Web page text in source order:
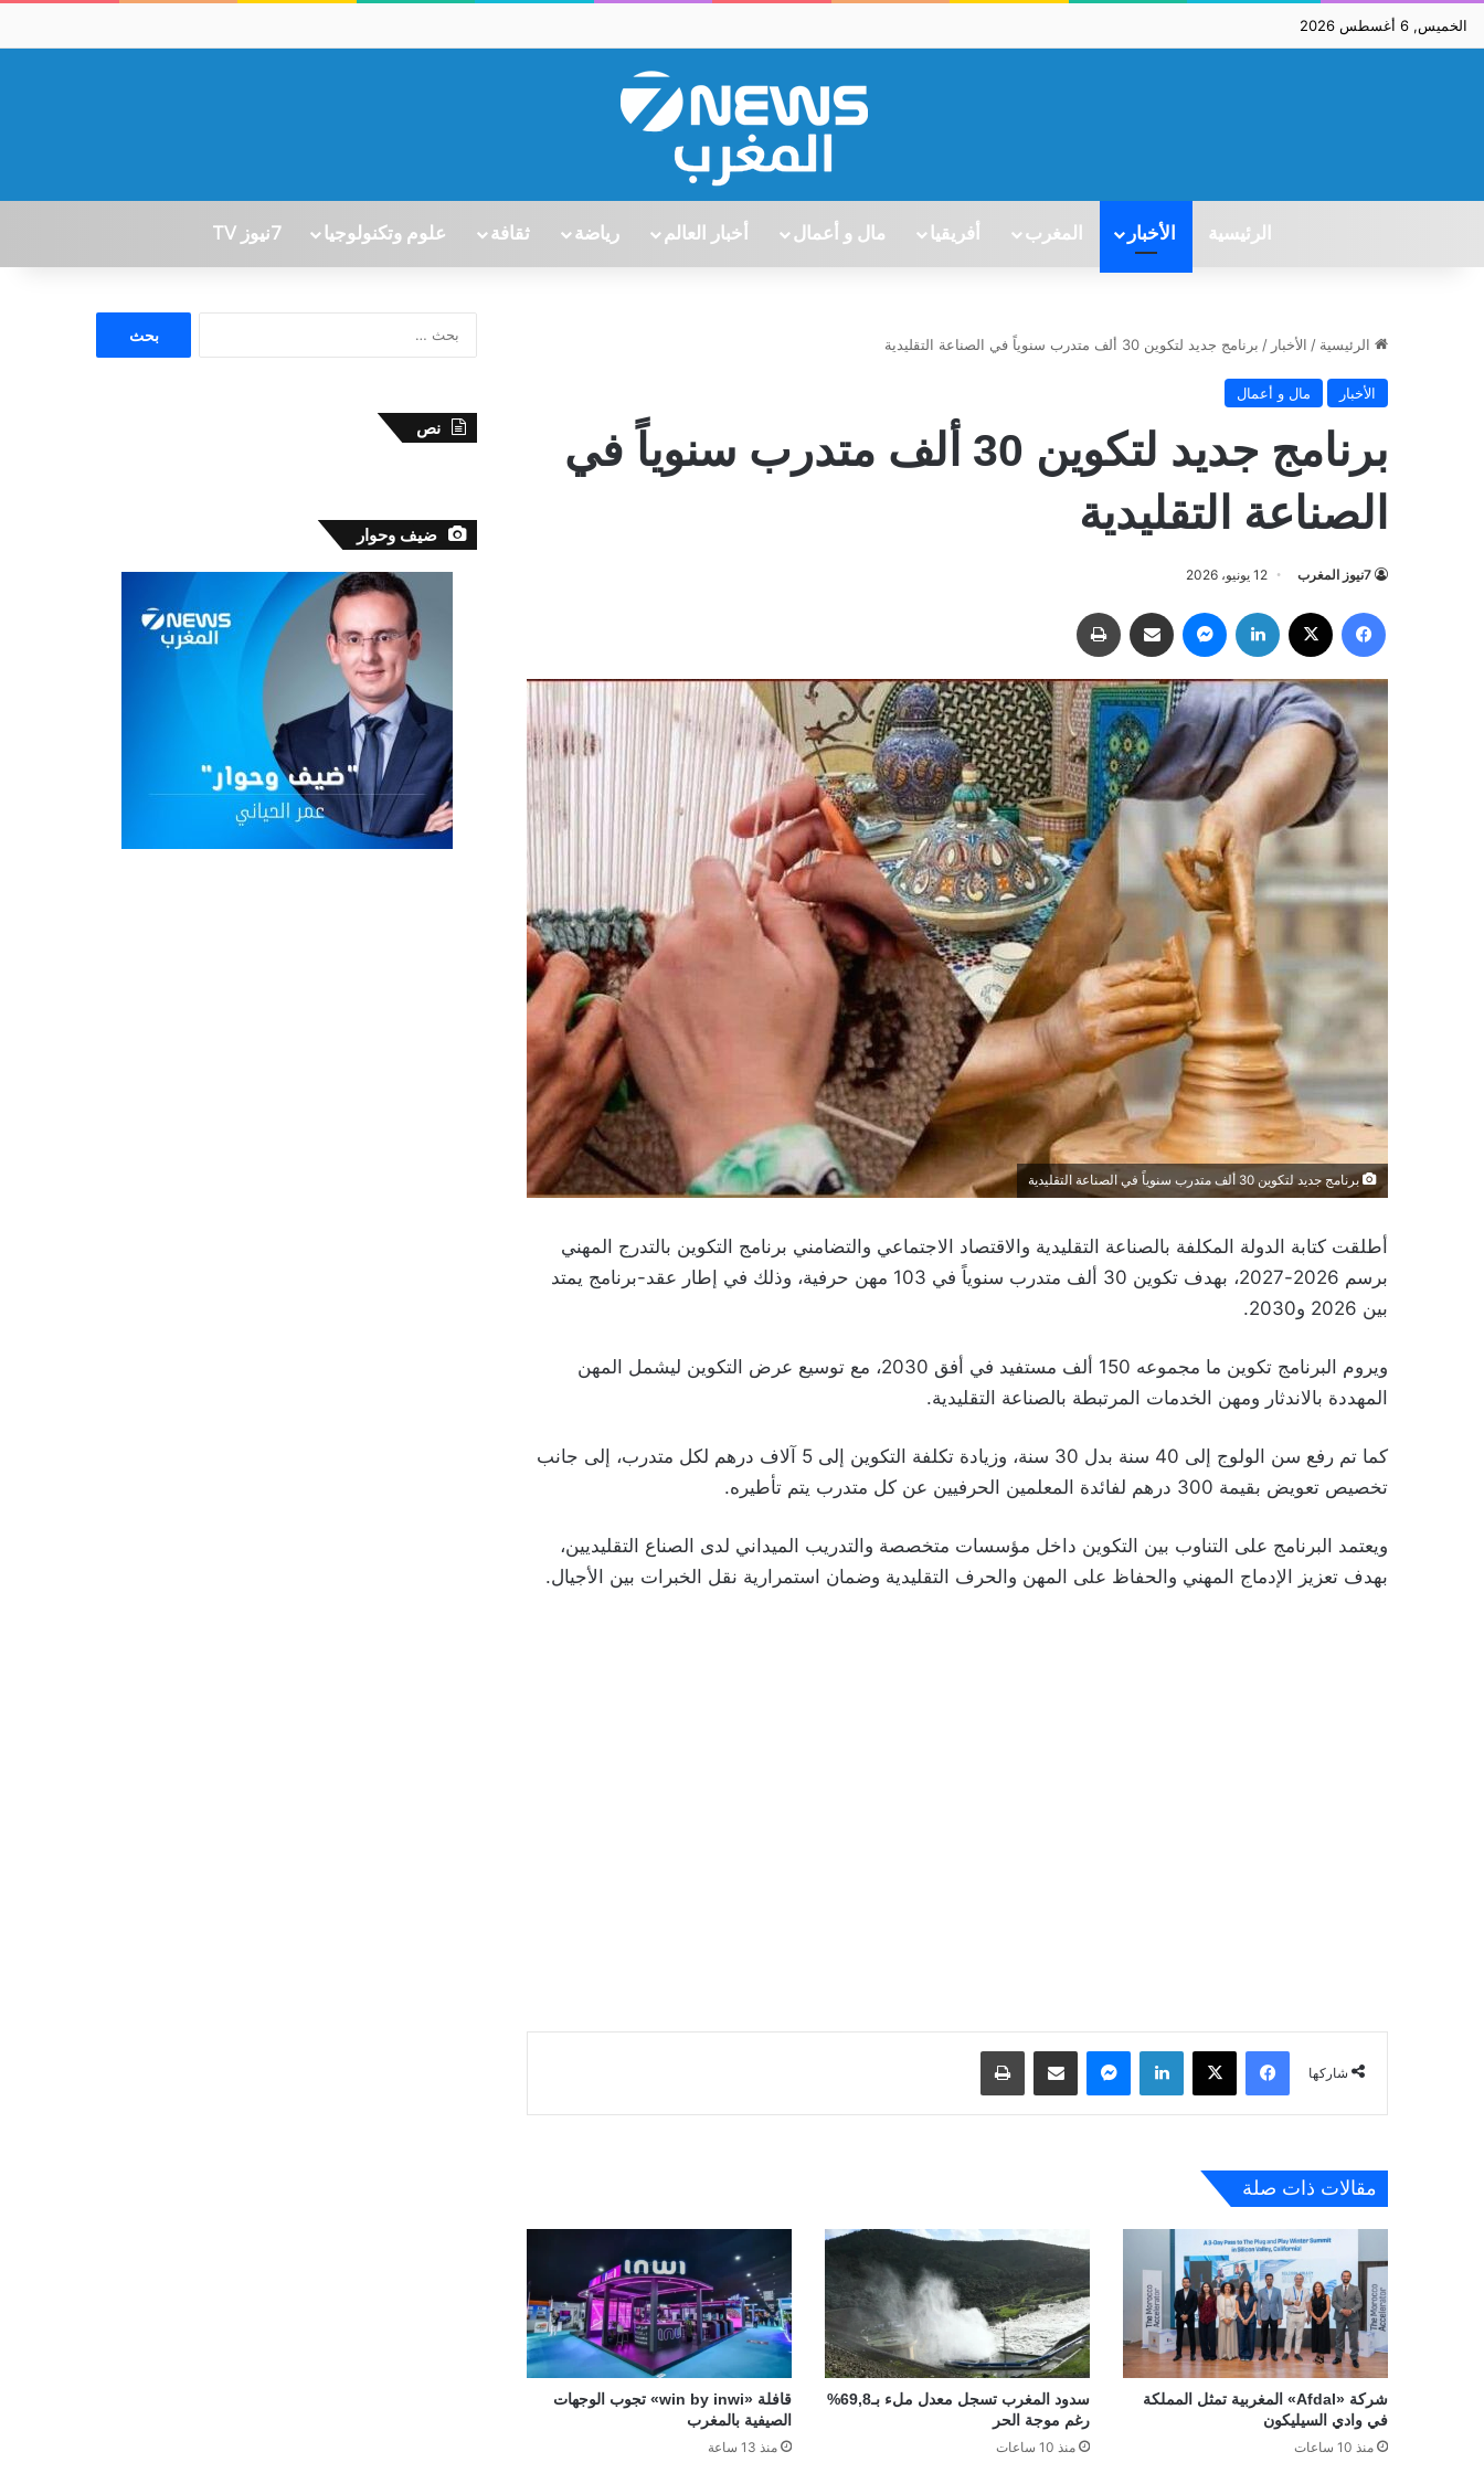
الخميس, 6 أغسطس 2026
الرئيسية الأخبار المغرب أفريقيا مال و أعمال أخبار العالم رياضة ثقافة علوم وتكنولوجيا 7نيوز TV
الرئيسية / الأخبار / برنامج جديد لتكوين 30 ألف متدرب سنوياً في الصناعة التقليدية
الأخبار مال و أعمال
برنامج جديد لتكوين 30 ألف متدرب سنوياً في
الصناعة التقليدية
7نيوز المغرب 12 يونيو، 2026
برنامج جديد لتكوين 30 ألف متدرب سنوياً في الصناعة التقليدية
أطلقت كتابة الدولة المكلفة بالصناعة التقليدية والاقتصاد الاجتماعي والتضامني برنامج التكوين بالتدرج المهني
برسم 2026-2027، بهدف تكوين 30 ألف متدرب سنوياً في 103 مهن حرفية، وذلك في إطار عقد-برنامج يمتد
بين 2026 و2030.
ويروم البرنامج تكوين ما مجموعه 150 ألف مستفيد في أفق 2030، مع توسيع عرض التكوين ليشمل المهن
المهددة بالاندثار ومهن الخدمات المرتبطة بالصناعة التقليدية.
كما تم رفع سن الولوج إلى 40 سنة بدل 30 سنة، وزيادة تكلفة التكوين إلى 5 آلاف درهم لكل متدرب، إلى جانب
تخصيص تعويض بقيمة 300 درهم لفائدة المعلمين الحرفيين عن كل متدرب يتم تأطيره.
ويعتمد البرنامج على التناوب بين التكوين داخل مؤسسات متخصصة والتدريب الميداني لدى الصناع التقليديين،
بهدف تعزيز الإدماج المهني والحفاظ على المهن والحرف التقليدية وضمان استمرارية نقل الخبرات بين الأجيال.
شاركها
فيسبوك لينكدإن
مقالات ذات صلة
شركة «Afdal» المغربية تمثل المملكة
في وادي السيليكون
منذ 10 ساعات
سدود المغرب تسجل معدل ملء بـ69,8%
رغم موجة الحر
منذ 10 ساعات
قافلة «win by inwi» تجوب الوجهات
الصيفية بالمغرب
منذ 13 ساعة
نص
ضيف وحوار